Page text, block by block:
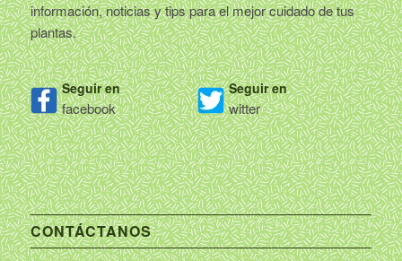
información, noticias y tips para el mejor cuidado de tus
plantas.
Seguir en
facebook
Seguir en
witter
CONTÁCTANOS